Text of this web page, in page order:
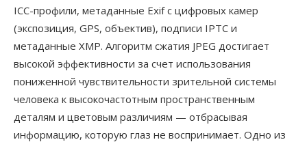
ICC-профили, метаданные Exif с цифровых камер
(экспозиция, GPS, объектив), подписи IPTC и
метаданные XMP. Алгоритм сжатия JPEG достигает
высокой эффективности за счет использования
пониженной чувствительности зрительной системы
человека к высокочастотным пространственным
деталям и цветовым различиям — отбрасывая
информацию, которую глаз не воспринимает. Одно из